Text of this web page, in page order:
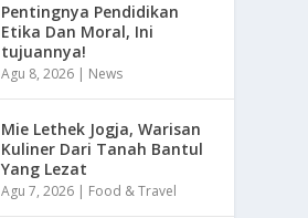
Pentingnya Pendidikan
Etika Dan Moral, Ini
tujuannya!
Agu 8, 2026 | News
Mie Lethek Jogja, Warisan
Kuliner Dari Tanah Bantul
Yang Lezat
Agu 7, 2026 | Food & Travel